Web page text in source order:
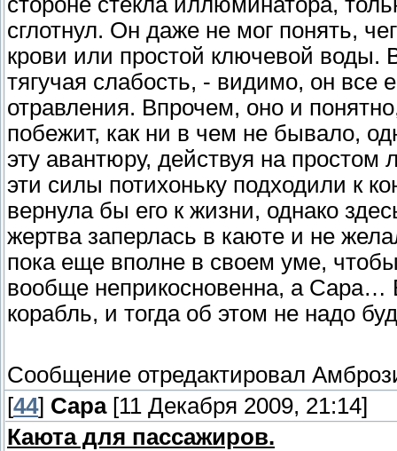
сглотнул. Он даже не мог понять,
крови или простой ключевой воды.
тягучая слабость, - видимо, он все
отравления. Впрочем, оно и
побежит, как ни в чем не бывало,
эту авантюру, действуя на
эти силы потихоньку подходили к
вернула бы его к жизни, однако
жертва заперлась в каюте и не
пока еще вполне в своем уме,
вообще неприкосновенна, а Сара…
корабль, и тогда об этом не надо
Сообщение отредактировал
[44] Сара[11 Декабря 2009, 21:14]
Каюта для пассажиров.